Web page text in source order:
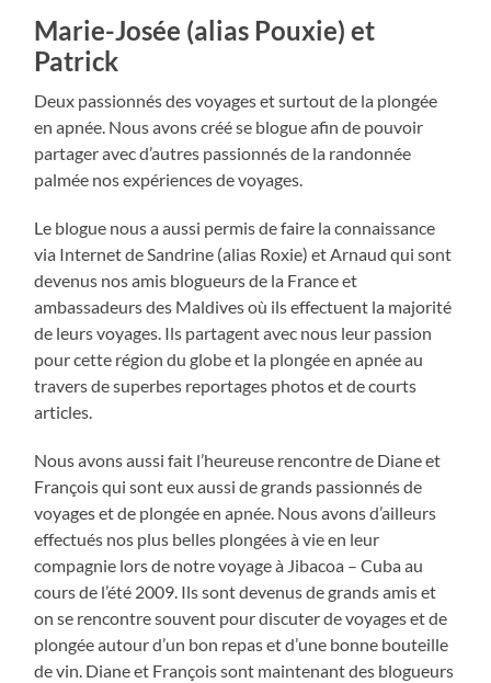
Marie-Josée (alias Pouxie) et
Patrick
Deux passionnés des voyages et surtout de la plongée
en apnée. Nous avons créé se blogue afin de pouvoir
partager avec d’autres passionnés de la randonnée
palmée nos expériences de voyages.
Le blogue nous a aussi permis de faire la connaissance
via Internet de Sandrine (alias Roxie) et Arnaud qui sont
devenus nos amis blogueurs de la France et
ambassadeurs des Maldives où ils effectuent la majorité
de leurs voyages. Ils partagent avec nous leur passion
pour cette région du globe et la plongée en apnée au
travers de superbes reportages photos et de courts
articles.
Nous avons aussi fait l’heureuse rencontre de Diane et
François qui sont eux aussi de grands passionnés de
voyages et de plongée en apnée. Nous avons d’ailleurs
effectués nos plus belles plongées à vie en leur
compagnie lors de notre voyage à Jibacoa – Cuba au
cours de l’été 2009. Ils sont devenus de grands amis et
on se rencontre souvent pour discuter de voyages et de
plongée autour d’un bon repas et d’une bonne bouteille
de vin. Diane et François sont maintenant des blogueurs